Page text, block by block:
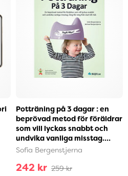
Potträning på 3 dagar : en
beprövad metod för föräldrar
som vill lyckas snabbt och
undvika vanliga misstag.
Steg-för-ste...
Sofia Bergenstjerna
242 kr 259 kr